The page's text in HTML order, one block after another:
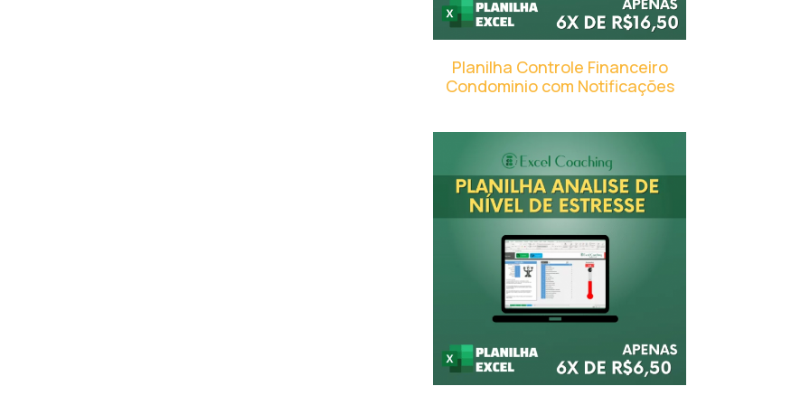
Planilha Controle Financeiro
Condominio com Notificações